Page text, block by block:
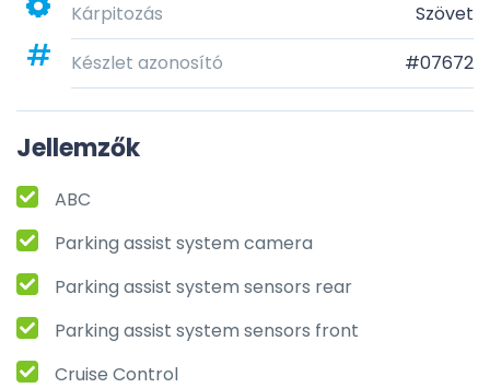
Kárpitozás
Szövet
Készlet azonosító
#07672
Jellemzők
ABC
Parking assist system camera
Parking assist system sensors rear
Parking assist system sensors front
Cruise Control